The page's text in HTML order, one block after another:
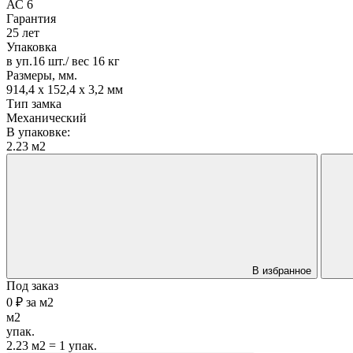
АС 6
Гарантия
25 лет
Упаковка
в уп.16 шт./ вес 16 кг
Размеры, мм.
914,4 х 152,4 х 3,2 мм
Тип замка
Механический
В упаковке:
2.23 м2
В избранное
Под заказ
0 ₽ за м2
м2
упак.
2.23 м2 = 1 упак.